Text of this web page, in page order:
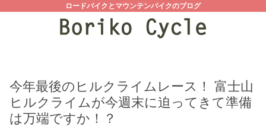
ロードバイクとマウンテンバイクのブログ
今年最後のヒルクライムレース！ 富士山
ヒルクライムが今週末に迫ってきて準備
は万端ですか！？